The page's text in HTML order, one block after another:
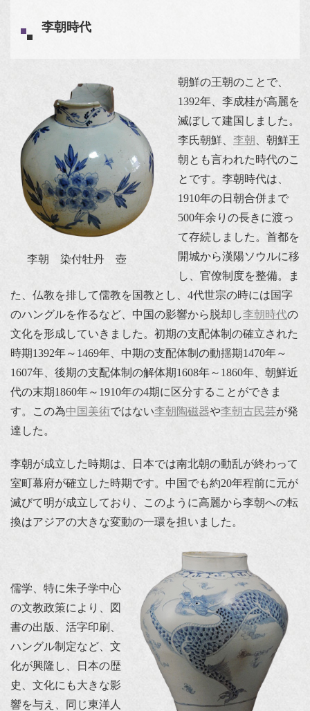
李朝時代
李朝 染付牡丹 壺
朝鮮の王朝のことで、
1392年、李成桂が高麗を
滅ぼして建国しました。
李氏朝鮮、 李朝
、朝鮮王
朝とも言われた時代のこ
とです。李朝時代は、
1910年の日朝合併まで
500年余りの長きに渡っ
て存続しました。首都を
開城から漢陽ソウルに移
し、官僚制度を整備。ま
た、仏教を排して儒教を国教とし、4代世宗の時には国字
のハングルを作るなど、中国の影響から脱却し李朝時代の
文化を形成していきました。初期の支配体制の確立された
時期1392年～1469年、中期の支配体制の動揺期1470年～
1607年、後期の支配体制の解体期1608年～1860年、朝鮮近
代の末期1860年～1910年の4期に区分することができま
す。この為中国美術ではない李朝陶磁器や李朝古民芸が発
達した。
李朝が成立した時期は、日本では南北朝の動乱が終わって
室町幕府が確立した時期です。中国でも約20年程前に元が
滅びて明が成立しており、このように高麗から李朝への転
換はアジアの大きな変動の一環を担いました。
儒学、特に朱子学中心
の文教政策により、図
書の出版、活字印刷、
ハングル制定など、文
化が興隆し、日本の歴
史、文化にも大きな影
響を与え、同じ東洋人